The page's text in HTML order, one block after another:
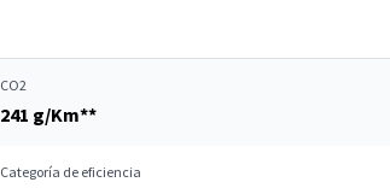
CO2
241 g/Km**
Categoría de eficiencia